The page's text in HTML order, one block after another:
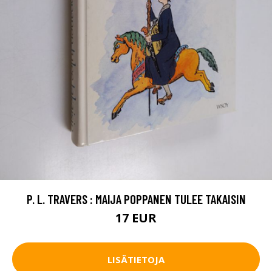
P. L. TRAVERS : MAIJA POPPANEN TULEE TAKAISIN
17 EUR
LISÄTIETOJA